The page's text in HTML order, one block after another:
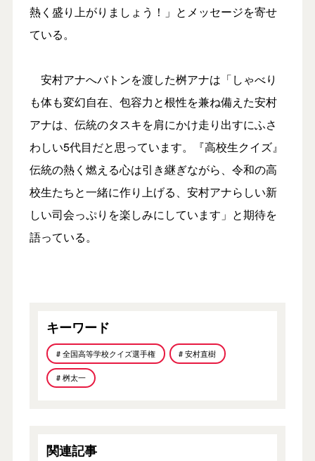
熱く盛り上がりましょう！」とメッセージを寄せ
ている。
安村アナへバトンを渡した桝アナは「しゃべり
も体も変幻自在、包容力と根性を兼ね備えた安村
アナは、伝統のタスキを肩にかけ走り出すにふさ
わしい5代目だと思っています。『高校生クイズ』
伝統の熱く燃える心は引き継ぎながら、令和の高
校生たちと一緒に作り上げる、安村アナらしい新
しい司会っぷりを楽しみにしています」と期待を
語っている。
キーワード
# 全国高等学校クイズ選手権 # 安村直樹
# 桝太一
関連記事